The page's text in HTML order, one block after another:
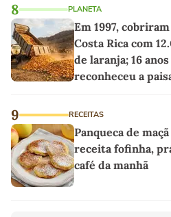
8 PLANETA
Em 1997,
Costa Rica com
de laranja; 16
reconheceu a
9 RECEITAS
Panqueca de
receita fofinha,
café da manhã